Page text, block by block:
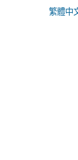
繁體中